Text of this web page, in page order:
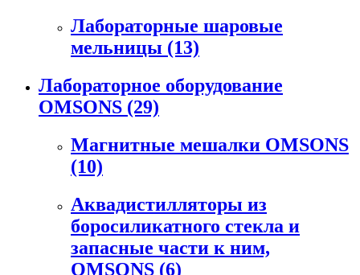
Лабораторные шаровые
мельницы (13)
Лабораторное оборудование
OMSONS (29)
Магнитные мешалки OMSONS
(10)
Аквадистилляторы из
боросиликатного стекла и
запасные части к ним,
OMSONS (6)